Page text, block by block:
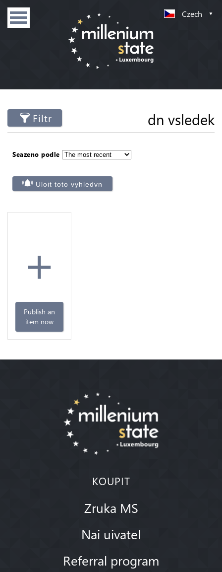
Czech
Filtr dn vsledek
Seazeno podle
Uloit toto vyhledvn
+
Publish an
item now
KOUPIT
Zruka MS
Nai uivatel
Referral program